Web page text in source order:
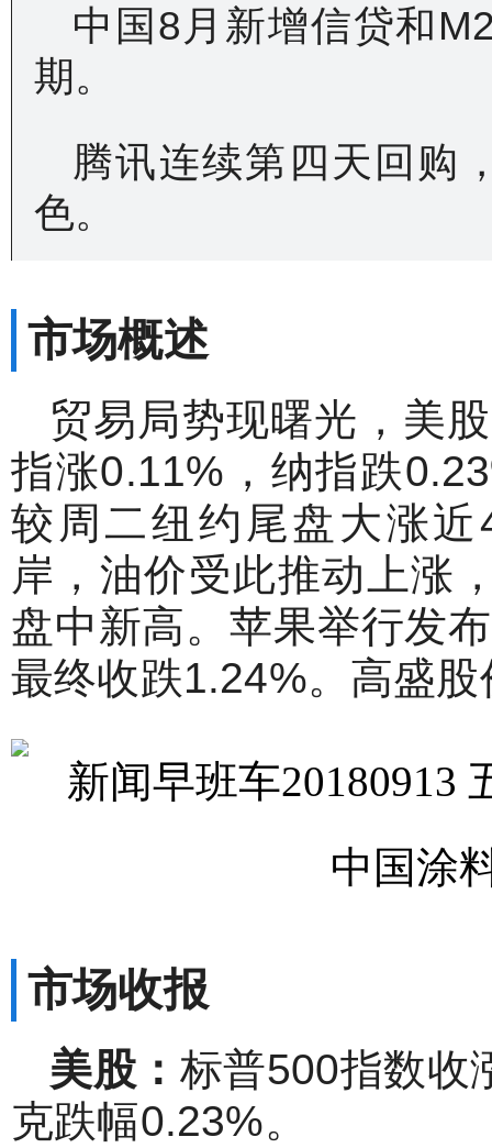
中国8月新增信贷和
期。
腾讯连续第四天回购
色。
市场概述
贸易局势现曙光，美
指涨0.11%，纳指跌
较周二纽约尾盘大涨
岸，油价受此推动上涨
盘中新高。苹果举行发
最终收跌1.24%。高盛
市场收报
美股： 标普500指数收
克跌幅0.23%。